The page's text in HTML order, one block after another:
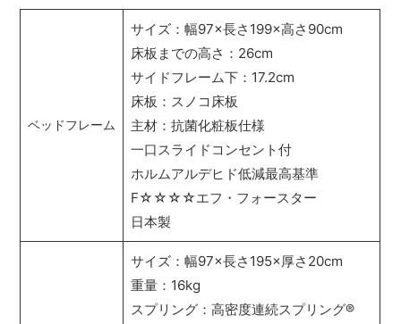
ベッドフレーム
サイズ：幅97×長さ199×高さ90cm
床板までの高さ：26cm
サイドフレーム下：17.2cm
床板：スノコ床板
主材：抗菌化粧板仕様
一口スライドコンセント付
ホルムアルデヒド低減最高基準
F☆☆☆☆エフ・フォースター
日本製
サイズ：幅97×長さ195×厚さ20cm
重量：16kg
スプリング：高密度連続スプリング®